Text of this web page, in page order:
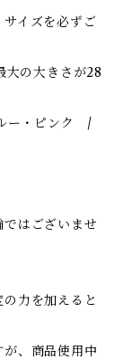
イズを必ずご
大の大きさが28
ー・ピンク /
はございませ
力を加えると
、商品使用中